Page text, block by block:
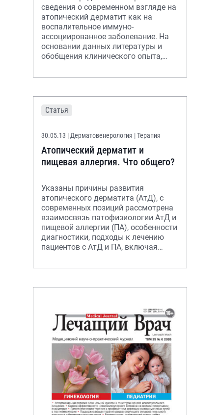
сведения о современном взгляде на
атопический дерматит как на
воспалительное иммуно-
ассоциированное заболевание. На
основании данных литературы и
обобщения клинического опыта,
дифференцированному назначен
Статья
30.05.13 | Дерматовенерология | Терапия
Атопический дерматит и
пищевая аллергия. Что общего?
Указаны причины развития
атопического дерматита (АтД), с
современных позиций рассмотрена
взаимосвязь патофизиологии АтД и
пищевой аллергии (ПА), особенности
диагностики, подходы к лечению
пациентов с АтД и ПА, включая
терапи